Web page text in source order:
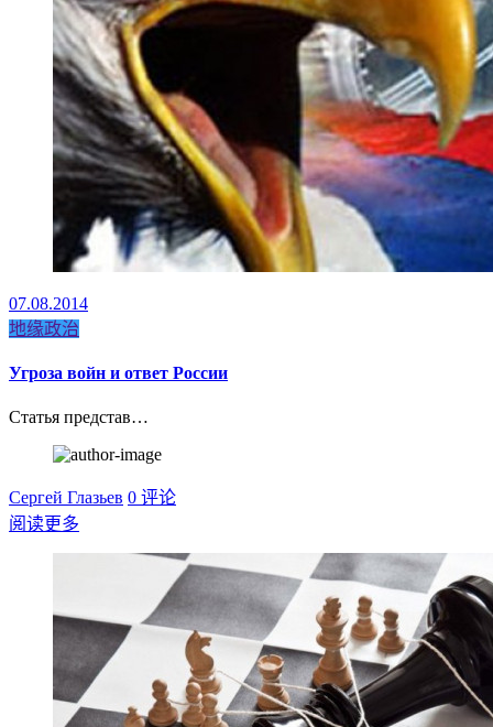
07.08.2014
地缘政治
Угроза войн и ответ России
Статья представ…
Сергей Глазьев 0 评论
阅读更多